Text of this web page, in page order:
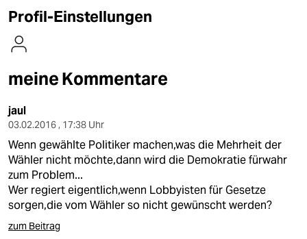
sport
berlin
nord
wahrheit
verlag
verlag
veranstaltungen
Profil-Einstellungen
meine Kommentare
jaul
03.02.2016 , 17:38 Uhr
Wenn gewählte Politiker machen,was die Mehrheit der
Wähler nicht möchte,dann wird die Demokratie fürwahr
zum Problem...
Wer regiert eigentlich,wenn Lobbyisten für Gesetze
sorgen,die vom Wähler so nicht gewünscht werden?
zum Beitrag